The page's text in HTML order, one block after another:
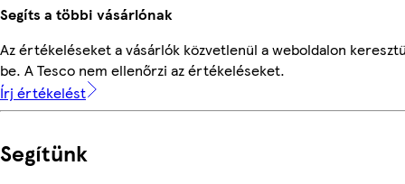
Segíts a többi vásárlónak
Az értékeléseket a vásárlók közvetlenül a weboldalon
be. A Tesco nem ellenőrzi az értékeléseket.
Írj értékelést
Segítünk